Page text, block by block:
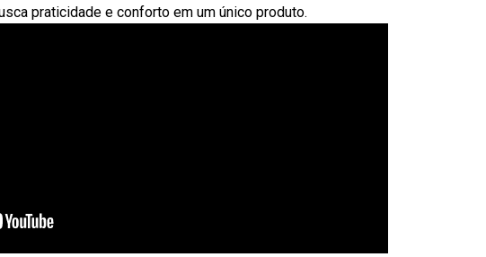
praticidade e conforto em um único produto.